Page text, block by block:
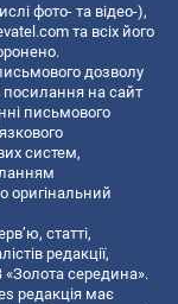
фото- та відео-),
та всіх його
дозволу
посилання на сайт
письмового
систем,
оригінальний
статті,
редакції,
середина».
редакція має